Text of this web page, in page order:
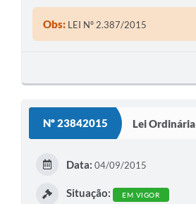
Obs: LEI Nº 2.387/2015
Nº 23842015 Lei Ordinária
Data: 04/09/2015
Situação: EM VIGOR